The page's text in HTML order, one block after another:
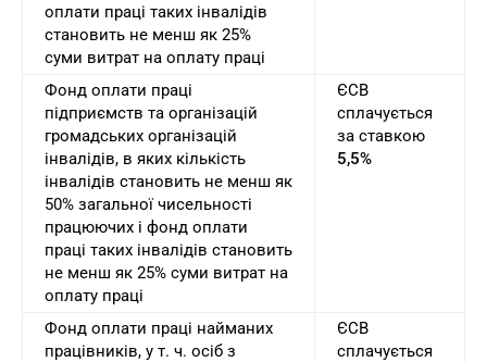
оплати праці таких інвалідів
становить не менш як 25%
суми витрат на оплату праці
Фонд оплати праці
підприємств та організацій
громадських організацій
інвалідів, в яких кількість
інвалідів становить не менш як
50% загальної чисельності
працюючих і фонд оплати
праці таких інвалідів становить
не менш як 25% суми витрат на
оплату праці
ЄСВ
сплачується
за ставкою
5,5%
Фонд оплати праці найманих
працівників, у т. ч. осіб з
ЄСВ
сплачується